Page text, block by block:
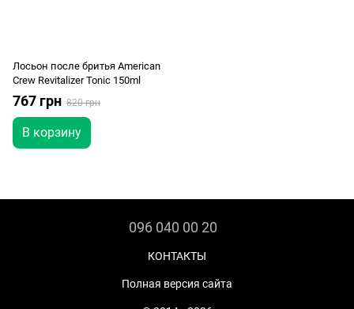
Лосьон после бритья American
Crew Revitalizer Tonic 150ml
767 грн 820 грн
В корзину
096 040 00 20
КОНТАКТЫ
Полная версия сайта